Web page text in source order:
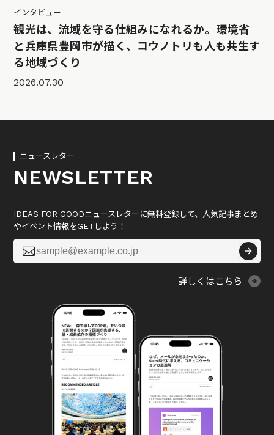
インタビュー
観光は、流域を守る仕組みになれるか。環境省
と兵庫県豊岡市が描く、コウノトリも人も共生す
る地域づくり
2026.07.30
ニュースレター
NEWSLETTER
IDEAS FOR GOODニュースレターに無料登録して、人気記事まとめ
やイベント情報をGETしよう！

詳しくはこちら